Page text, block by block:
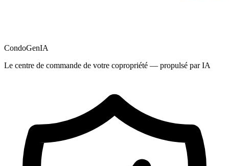
CondoGenIA
Le centre de commande de votre copropriété — propulsé par IA